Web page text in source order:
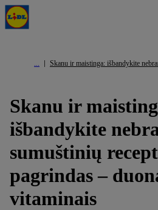
Skanu ir maistinga: išbandykite
Skanu ir
išbandykite
sumuštinių
pagrindas –
vitaminais